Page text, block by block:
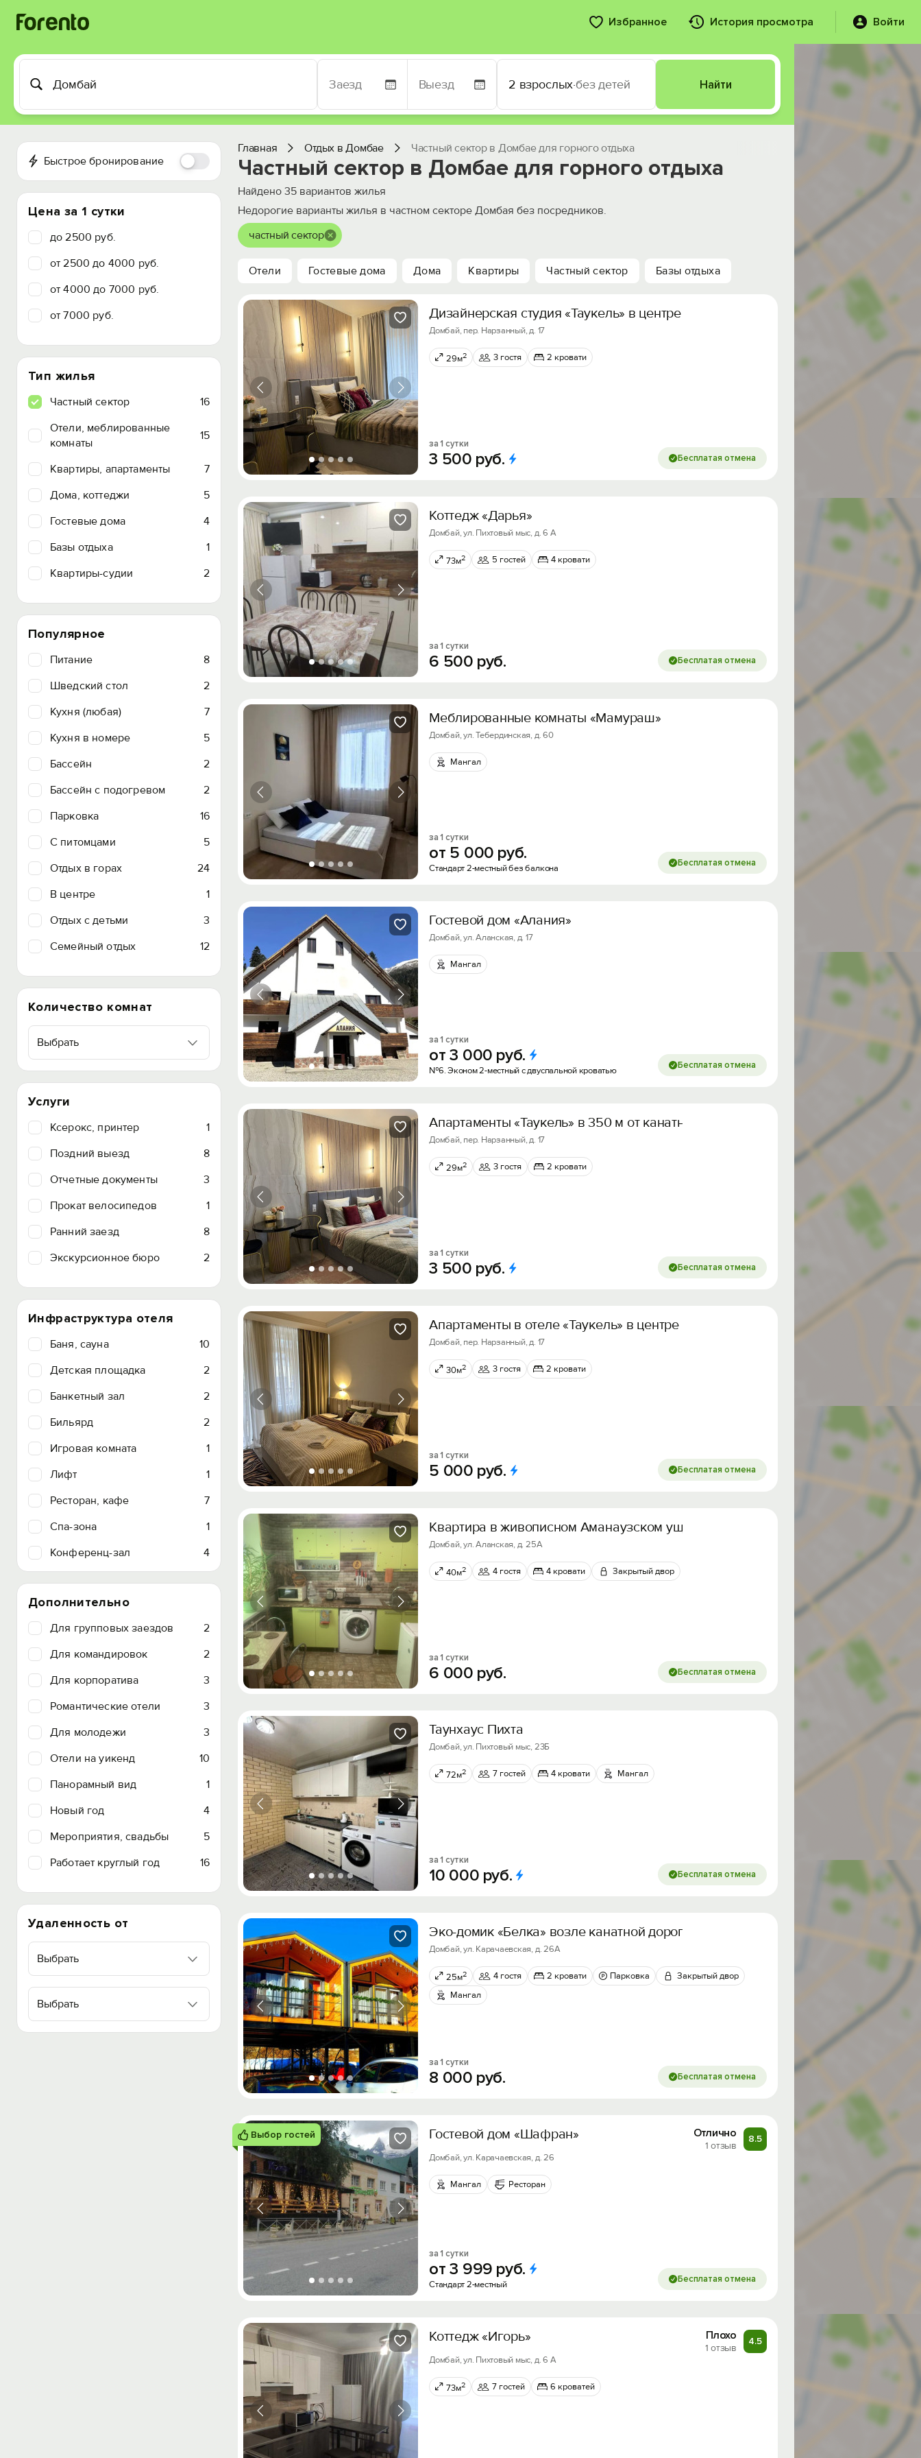
Избранное История просмотра Войти
2 взрослых·без детей Найти
Быстрое бронирование
Цена за 1 сутки
до 2500 руб.
от 2500 до 4000 руб.
от 4000 до 7000 руб.
от 7000 руб.
Тип жилья
Частный сектор
16
Отели, меблированные
комнаты
15
Квартиры, апартаменты
7
Дома, коттеджи
5
Гостевые дома
4
Базы отдыха
1
Квартиры-судии
2
Популярное
Питание
8
Шведский стол
2
Кухня (любая)
7
Кухня в номере
5
Бассейн
2
Бассейн с подогревом
2
Парковка
16
C питомцами
5
Отдых в горах
24
В центре
1
Отдых с детьми
3
Семейный отдых
12
Количество комнат
Выбрать
Услуги
Ксерокс, принтер
1
Поздний выезд
8
Отчетные документы
3
Прокат велосипедов
1
Ранний заезд
8
Экскурсионное бюро
2
Инфраструктура отеля
Баня, сауна
10
Детская площадка
2
Банкетный зал
2
Бильярд
2
Игровая комната
1
Лифт
1
Ресторан, кафе
7
Спа-зона
1
Конференц-зал
4
Дополнительно
Для групповых заездов
2
Для командировок
2
Для корпоратива
3
Романтические отели
3
Для молодежи
3
Отели на уикенд
10
Панорамный вид
1
Новый год
4
Мероприятия, свадьбы
5
Работает круглый год
16
Удаленность от
Выбрать
Выбрать
Главная Отдых в Домбае Частный сектор в Домбае для горного отдыха
Частный сектор в Домбае для горного отдыха
Найдено 35 вариантов жилья
Недорогие варианты жилья в частном секторе Домбая без посредников.
частный сектор
Отели Гостевые дома Дома Квартиры Частный сектор Базы отдыха
Дизайнерская студия «Taукeль» в центре Домбая
Домбай, пер. Нарзанный, д. 17
29м2 3 гостя 2 кровати
за 1 сутки
3 500 руб. Бесплатая отмена
Коттедж «Дарья»
Домбай, ул. Пихтовый мыс, д. 6 А
73м2 5 гостей 4 кровати
за 1 сутки
6 500 руб. Бесплатая отмена
Меблированные комнаты «Мамураш»
Домбай, ул. Тебердинская, д. 60
Мангал
за 1 сутки
от 5 000 руб.
Стандарт 2-местный без балкона Бесплатая отмена
Гостевой дом «Алания»
Домбай, ул. Аланская, д. 17
Мангал
за 1 сутки
от3 000 руб.
№6. Эконом 2-местный с двуспальной кроватью Бесплатая отмена
Aпapтaмeнты «Taукeль» в 350 м от канатной дороги
Домбай, пер. Нарзанный, д. 17
29м2 3 гостя 2 кровати
за 1 сутки
3 500 руб. Бесплатая отмена
Апартаменты в отеле «Taукeль» в центре Домбая
Домбай, пер. Нарзанный, д. 17
30м2 3 гостя 2 кровати
за 1 сутки
5 000 руб. Бесплатая отмена
Квартира в живописном Аманаузском ущелье
Домбай, ул. Аланская, д. 25А
40м2 4 гостя 4 кровати Закрытый двор
за 1 сутки
6 000 руб. Бесплатая отмена
Таунхаус Пихта
Домбай, ул. Пихтовый мыс, 23Б
72м2 7 гостей 4 кровати Мангал
за 1 сутки
10 000 руб. Бесплатая отмена
Эко-домик «Белка» возле канатной дороги
Домбай, ул. Карачаевская, д. 26А
25м2 4 гостя 2 кровати Парковка
Закрытый двор
Мангал
за 1 сутки
8 000 руб. Бесплатая отмена
Выбор гостей Гостевой дом «Шафран» Отлично
1 отзыв
8.5
Домбай, ул. Карачаевская, д. 26
Мангал Ресторан
за 1 сутки
от3 999 руб.
Стандарт 2-местный Бесплатая отмена
Коттедж «Игорь» Плохо
1 отзыв
4.5
Домбай, ул. Пихтовый мыс, д. 6 А
73м2 7 гостей 6 кроватей